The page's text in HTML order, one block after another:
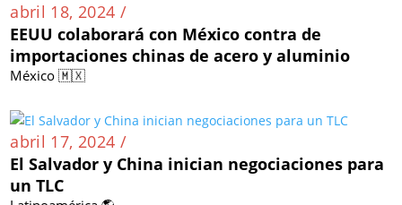
abril 18, 2024 /
EEUU colaborará con México contra de
importaciones chinas de acero y aluminio
México 🇲🇽
abril 17, 2024 /
El Salvador y China inician negociaciones para
un TLC